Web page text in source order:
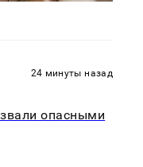
24 минуты назад
опасными